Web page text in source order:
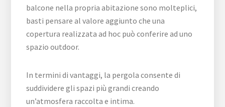
balcone nella propria abitazione sono molteplici,
basti pensare al valore aggiunto che una
copertura realizzata ad hoc può conferire ad uno
spazio outdoor.
In termini di vantaggi, la pergola consente di
suddividere gli spazi più grandi creando
un’atmosfera raccolta e intima.